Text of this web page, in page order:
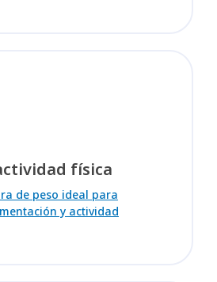
física
de peso ideal para
y actividad